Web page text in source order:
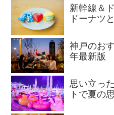
新幹線＆
ドーナツ
神戸のお
年最新版
思い立っ
トで夏の